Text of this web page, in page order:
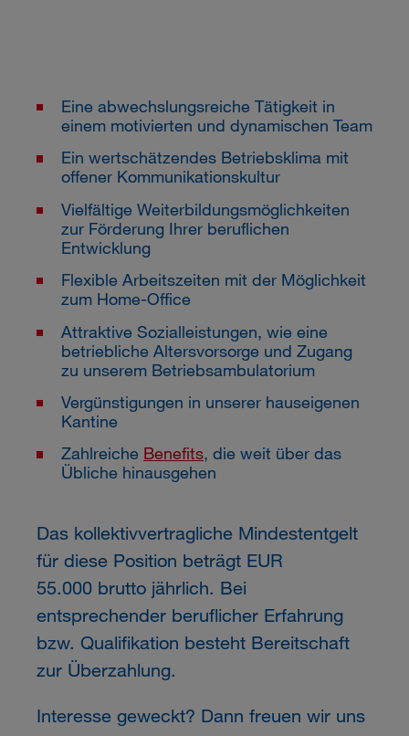
Eine abwechslungsreiche Tätigkeit in
einem motivierten und dynamischen Team
Ein wertschätzendes Betriebsklima mit
offener Kommunikationskultur
Vielfältige Weiterbildungsmöglichkeiten
zur Förderung Ihrer beruflichen
Entwicklung
Flexible Arbeitszeiten mit der Möglichkeit
zum Home-Office
Attraktive Sozialleistungen, wie eine
betriebliche Altersvorsorge und Zugang
zu unserem Betriebsambulatorium
Vergünstigungen in unserer hauseigenen
Kantine
Zahlreiche Benefits, die weit über das
Übliche hinausgehen
Das kollektivvertragliche Mindestentgelt
für diese Position beträgt EUR
55.000 brutto jährlich. Bei
entsprechender beruflicher Erfahrung
bzw. Qualifikation besteht Bereitschaft
zur Überzahlung.
Interesse geweckt? Dann freuen wir uns